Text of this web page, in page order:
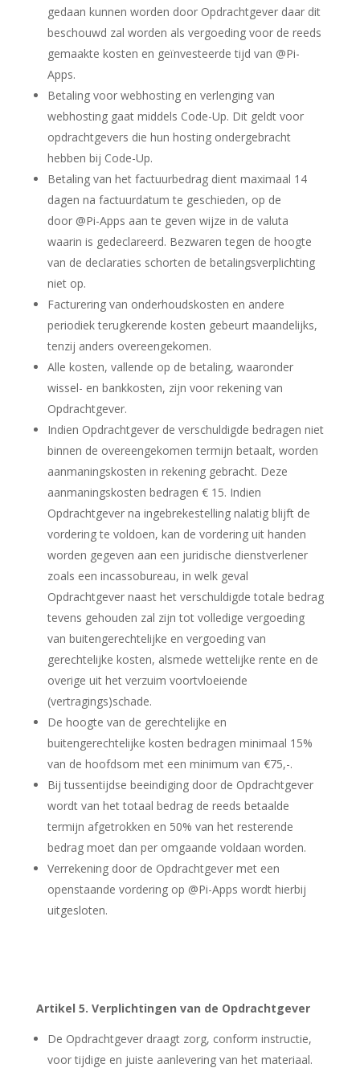
gedaan kunnen worden door Opdrachtgever daar dit
beschouwd zal worden als vergoeding voor de reeds
gemaakte kosten en geïnvesteerde tijd van @Pi-
Apps.
Betaling voor webhosting en verlenging van
webhosting gaat middels Code-Up. Dit geldt voor
opdrachtgevers die hun hosting ondergebracht
hebben bij Code-Up.
Betaling van het factuurbedrag dient maximaal 14
dagen na factuurdatum te geschieden, op de
door @Pi-Apps aan te geven wijze in de valuta
waarin is gedeclareerd. Bezwaren tegen de hoogte
van de declaraties schorten de betalingsverplichting
niet op.
Facturering van onderhoudskosten en andere
periodiek terugkerende kosten gebeurt maandelijks,
tenzij anders overeengekomen.
Alle kosten, vallende op de betaling, waaronder
wissel- en bankkosten, zijn voor rekening van
Opdrachtgever.
Indien Opdrachtgever de verschuldigde bedragen niet
binnen de overeengekomen termijn betaalt, worden
aanmaningskosten in rekening gebracht. Deze
aanmaningskosten bedragen € 15. Indien
Opdrachtgever na ingebrekestelling nalatig blijft de
vordering te voldoen, kan de vordering uit handen
worden gegeven aan een juridische dienstverlener
zoals een incassobureau, in welk geval
Opdrachtgever naast het verschuldigde totale bedrag
tevens gehouden zal zijn tot volledige vergoeding
van buitengerechtelijke en vergoeding van
gerechtelijke kosten, alsmede wettelijke rente en de
overige uit het verzuim voortvloeiende
(vertragings)schade.
De hoogte van de gerechtelijke en
buitengerechtelijke kosten bedragen minimaal 15%
van de hoofdsom met een minimum van €75,-.
Bij tussentijdse beeindiging door de Opdrachtgever
wordt van het totaal bedrag de reeds betaalde
termijn afgetrokken en 50% van het resterende
bedrag moet dan per omgaande voldaan worden.
Verrekening door de Opdrachtgever met een
openstaande vordering op @Pi-Apps wordt hierbij
uitgesloten.
Artikel 5. Verplichtingen van de Opdrachtgever
De Opdrachtgever draagt zorg, conform instructie,
voor tijdige en juiste aanlevering van het materiaal.